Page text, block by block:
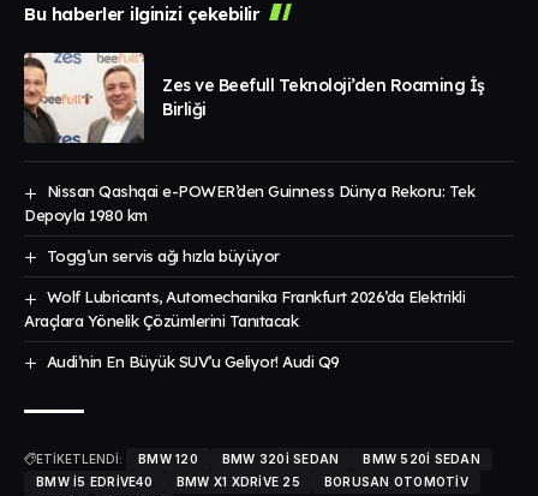
Bu haberler ilginizi çekebilir
Zes ve Beefull Teknoloji’den Roaming İş
Birliği
Nissan Qashqai e-POWER’den Guinness Dünya Rekoru: Tek
Depoyla 1980 km
Togg’un servis ağı hızla büyüyor
Wolf Lubricants, Automechanika Frankfurt 2026’da Elektrikli
Araçlara Yönelik Çözümlerini Tanıtacak
Audi’nin En Büyük SUV’u Geliyor! Audi Q9
ETİKETLENDİ: BMW 120 BMW 320I SEDAN
BMW 520I SEDAN
BMW I5 EDRIVE40
BMW X1 XDRIVE 25
BORUSAN OTOMOTIV